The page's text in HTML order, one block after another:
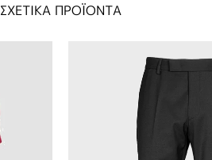
ΣΧΕΤΙΚΑ ΠΡΟΪΟΝΤΑ